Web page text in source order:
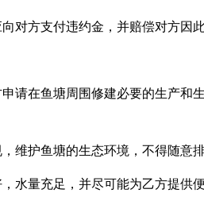
对方支付违约金，并赔偿对方因此
请在鱼塘周围修建必要的生产和
维护鱼塘的生态环境，不得随意
水量充足，并尽可能为乙方提供便